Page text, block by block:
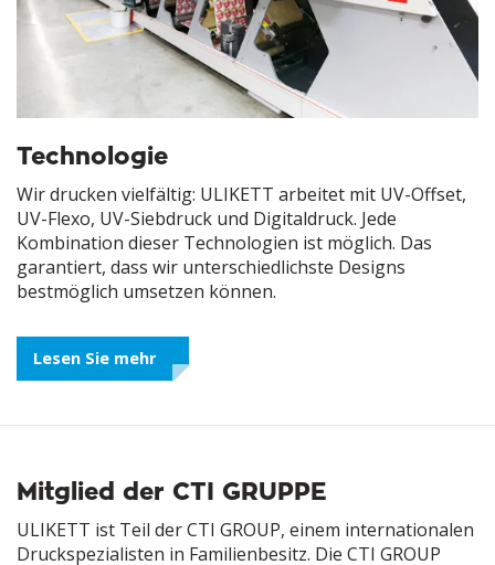
Technologie
Wir drucken vielfältig: ULIKETT arbeitet mit UV-Offset,
UV-Flexo, UV-Siebdruck und Digitaldruck. Jede
Kombination dieser Technologien ist möglich. Das
garantiert, dass wir unterschiedlichste Designs
bestmöglich umsetzen können.
Lesen Sie mehr
Mitglied der CTI GRUPPE
ULIKETT ist Teil der CTI GROUP, einem internationalen
Druckspezialisten in Familienbesitz. Die CTI GROUP